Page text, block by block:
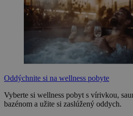
Oddýchnite si na wellness pobyte
Vyberte si wellness pobyt s vírivkou,
bazénom a užite si zaslúžený oddych.